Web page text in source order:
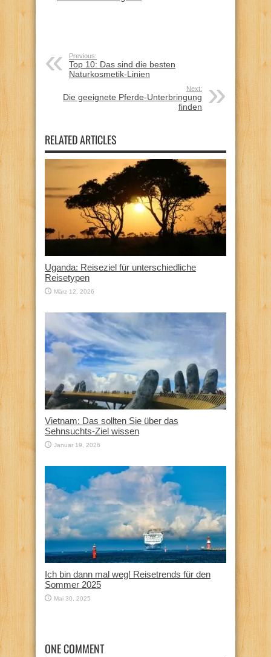
Previous:
Top 10: Das sind die besten
Naturkosmetik-Linien
Next:
Die geeignete Pferde-Unterbringung
finden
RELATED ARTICLES
Uganda: Reiseziel für unterschiedliche
Reisetypen
März 12, 2026
Vietnam: Das sollten Sie über das
Sehnsuchts-Ziel wissen
Januar 19, 2026
Ich bin dann mal weg! Reisetrends für den
Sommer 2025
Mai 30, 2025
ONE COMMENT